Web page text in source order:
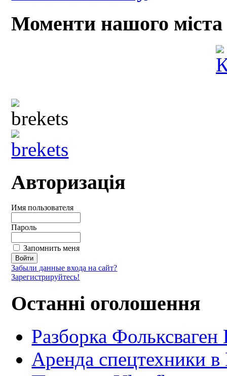
Моменти нашого міста
Авторизація
Имя пользователя
Пароль
Запомнить меня
Забыли данные входа на сайт?
Зарегистрируйтесь!
Останні оголошення
Разборка Фольксваген
Аренда спецтехники